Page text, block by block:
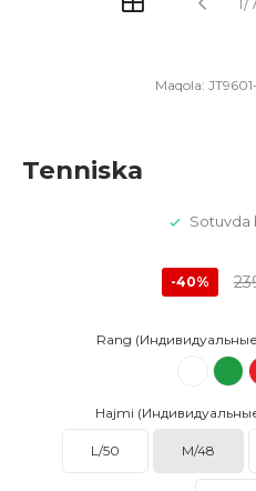
Maqola:
Tenniska
Sotuvda
-40%
Rang
Hajmi
L/50 M/48